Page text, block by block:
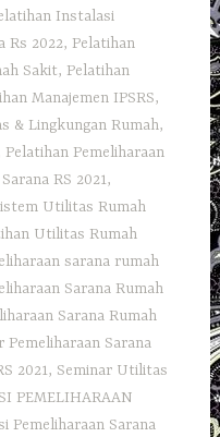
Instalasi
Rs 2022, Pelatihan
Sakit, Pelatihan
Manajemen IPSRS,
& Lingkungan Rumah,
Pelatihan Pemeliharaan
RS 2021,
Utilitas Rumah
Utilitas Rumah
sarana rumah
Sarana Rumah
Sarana Rumah
Pemeliharaan Sarana
2021, Seminar Utilitas
PEMELIHARAAN
Pemeliharaan Sarana